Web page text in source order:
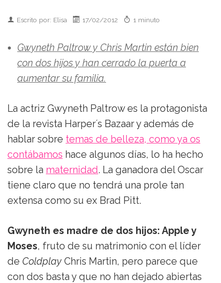
Escrito por: Elisa 17/02/2012 1 minuto
Gwyneth Paltrow y Chris Martin están bien
con dos hijos y han cerrado la puerta a
aumentar su familia.
La actriz Gwyneth Paltrow es la protagonista
de la revista Harper´s Bazaar y además de
hablar sobre temas de belleza, como ya os
contábamos hace algunos días, lo ha hecho
sobre la maternidad. La ganadora del Oscar
tiene claro que no tendrá una prole tan
extensa como su ex Brad Pitt.
Gwyneth es madre de dos hijos: Apple y
Moses, fruto de su matrimonio con el líder
de Coldplay Chris Martin, pero parece que
con dos basta y que no han dejado abiertas